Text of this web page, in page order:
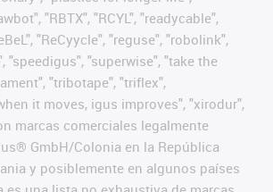
"RBTX", "RCYL", "readycable",
"ReCyycle", "reguse", "robolink",
"speedigus", "superwise", "take the
"tribotape", "triflex",
it moves, igus improves", "xirodur",
marcas comerciales legalmente
GmbH/Colonia en la República
y posiblemente en algunos países